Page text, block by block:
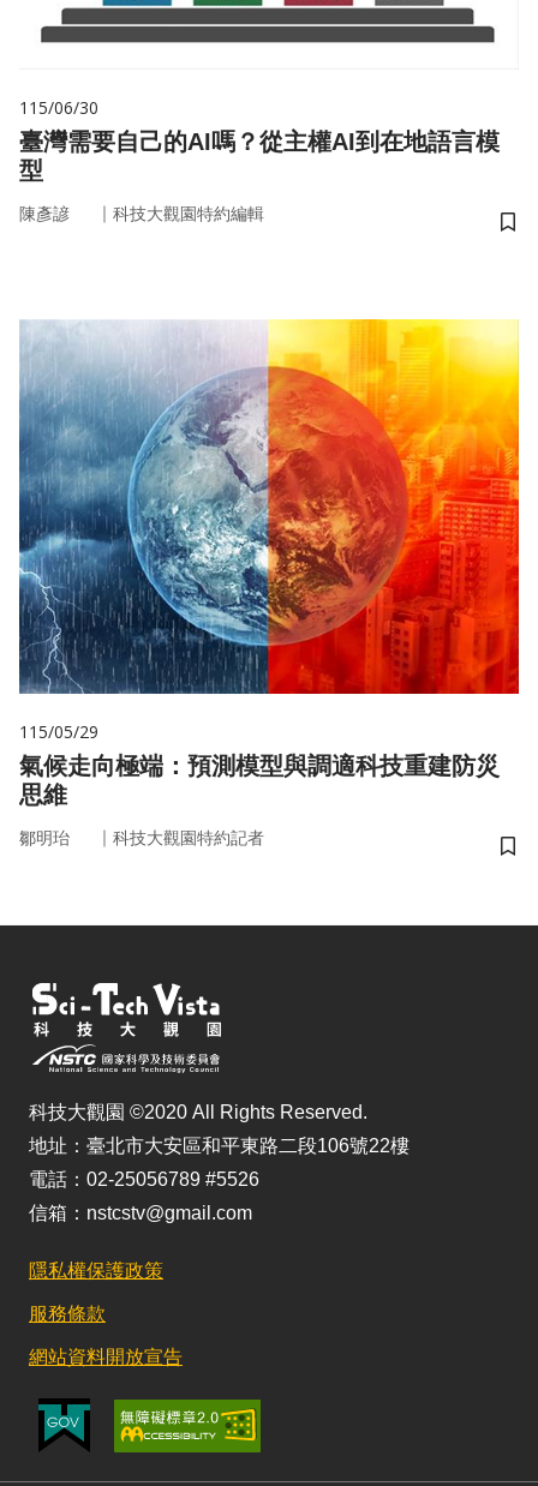
115/06/30
臺灣需要自己的AI嗎？從主權AI到在地語言模
型
陳彥諺 ｜ 科技大觀園特約編輯
儲
115/05/29
氣候走向極端：預測模型與調適科技重建防災
思維
鄒明珆 ｜ 科技大觀園特約記者
儲
科技大觀園 ©2020 All Rights Reserved.
地址：臺北市大安區和平東路二段106號22樓
電話：02-25056789 #5526
信箱：nstcstv@gmail.com
隱私權保護政策
服務條款
網站資料開放宣告